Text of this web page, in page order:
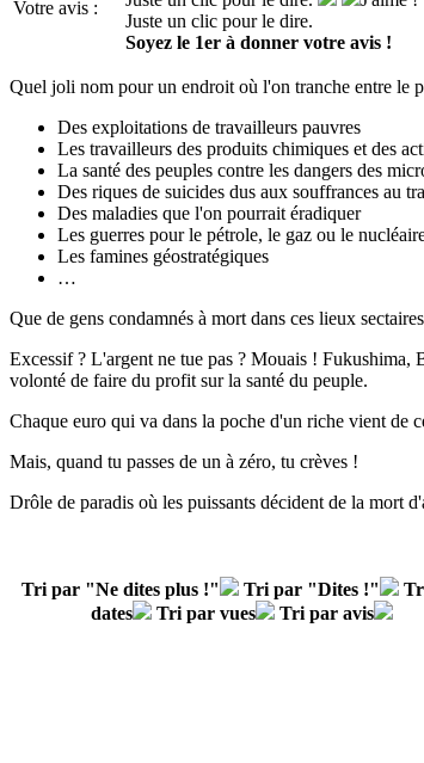
Votre avis :
Juste un clic pour le dire.
Soyez le 1er à donner votre avis !
Quel joli nom pour un endroit où l'on tranche entre le
Des exploitations de travailleurs pauvres
Les travailleurs des produits chimiques et des
La santé des peuples contre les dangers des
Des riques de suicides dus aux souffrances au
Des maladies que l'on pourrait éradiquer
Les guerres pour le pétrole, le gaz ou le
Les famines géostratégiques
…
Que de gens condamnés à mort dans ces lieux
Excessif ? L'argent ne tue pas ? Mouais !
volonté de faire du profit sur la santé du peuple.
Chaque euro qui va dans la poche d'un riche vient de
Mais, quand tu passes de un à zéro, tu crèves !
Drôle de paradis où les puissants décident de la mort
Tri par "Ne dites plus !" Tri par "Dites !"
dates
Tri par vues Tri par avis